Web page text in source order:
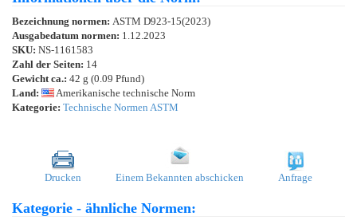
Bezeichnung normen: ASTM D923-15(2023)
Ausgabedatum normen: 1.12.2023
SKU: NS-1161583
Zahl der Seiten: 14
Gewicht ca.: 42 g (0.09 Pfund)
Land:
Amerikanische technische Norm
Kategorie: Technische Normen ASTM
Drucken Einem Bekannten abschicken Anfrage
Kategorie - ähnliche Normen: